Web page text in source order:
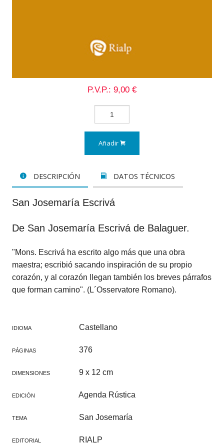
P.V.P.: 9,00 €
Añadir
DESCRIPCIÓN DATOS TÉCNICOS
San Josemaría Escrivá
De San Josemaría Escrivá de Balaguer.
"Mons. Escrivá ha escrito algo más que una obra
maestra; escribió sacando inspiración de su propio
corazón, y al corazón llegan también los breves párrafos
que forman camino". (L´Osservatore Romano).
IDIOMA Castellano
PÁGINAS 376
DIMENSIONES 9 x 12 cm
EDICIÓN Agenda Rústica
TEMA San Josemaría
EDITORIAL RIALP